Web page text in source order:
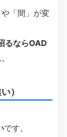
「間」が変
るならOAD
）
です。